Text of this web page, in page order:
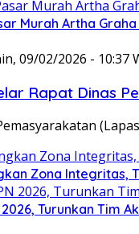
Murah Artha
09/02/2026 - 10:37
Rapat Dinas
Zona Integritas,
Turunkan Tim